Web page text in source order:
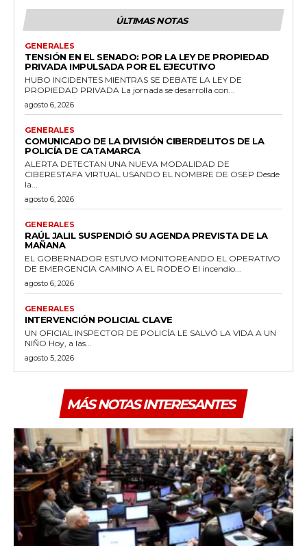
ÚLTIMAS NOTAS
GENERALES
TENSIÓN EN EL SENADO: POR LA LEY DE PROPIEDAD
PRIVADA IMPULSADA POR EL EJECUTIVO
HUBO INCIDENTES MIENTRAS SE DEBATE LA LEY DE
PROPIEDAD PRIVADA La jornada se desarrolla con...
agosto 6, 2026
GENERALES
COMUNICADO DE LA DIVISIÓN CIBERDELITOS DE LA
POLICÍA DE CATAMARCA
ALERTA DETECTAN UNA NUEVA MODALIDAD DE
CIBERESTAFA VIRTUAL USANDO EL NOMBRE DE OSEP Desde
la...
agosto 6, 2026
GENERALES
RAÚL JALIL SUSPENDIÓ SU AGENDA PREVISTA DE LA
MAÑANA
EL GOBERNADOR ESTUVO MONITOREANDO EL OPERATIVO
DE EMERGENCIA CAMINO A EL RODEO El incendio...
agosto 6, 2026
GENERALES
INTERVENCIÓN POLICIAL CLAVE
UN OFICIAL INSPECTOR DE POLICÍA LE SALVÓ LA VIDA A UN
NIÑO Hoy, a las...
agosto 5, 2026
MÁS NOTAS INTERESANTES